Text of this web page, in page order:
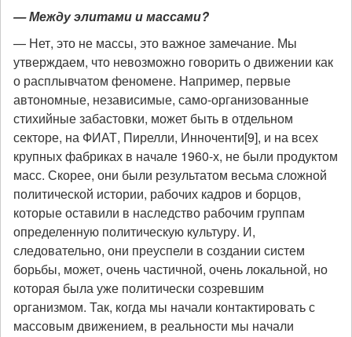
— Между элитами и массами?
— Нет, это не массы, это важное замечание. Мы
утверждаем, что невозможно говорить о движении как
о расплывчатом феномене. Например, первые
автономные, независимые, само-организованные
стихийные забастовки, может быть в отдельном
секторе, на ФИАТ, Пирелли, Инноченти[9], и на всех
крупных фабриках в начале 1960-х, не были продуктом
масс. Скорее, они были результатом весьма сложной
политической истории, рабочих кадров и борцов,
которые оставили в наследство рабочим группам
определенную политическую культуру. И,
следовательно, они преуспели в создании систем
борьбы, может, очень частичной, очень локальной, но
которая была уже политически созревшим
организмом. Так, когда мы начали контактировать с
массовым движением, в реальности мы начали